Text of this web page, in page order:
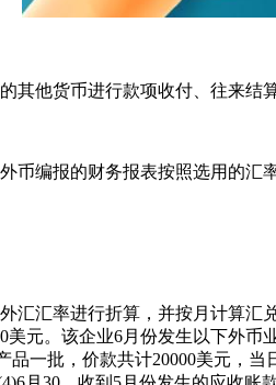
他货币进行款项收付、往来结
编报的财务报表按照选用的汇
汇率进行折算，并按月计算汇
美元。该企业6月份发生以下外
品一批，价款共计20000美元，